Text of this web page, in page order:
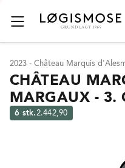
2023 - Château Marquis
CHÂTEAU
MARGAUX - 3.
6 stk.2.442,90